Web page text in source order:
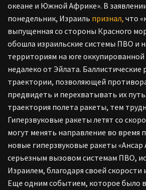
океане и Южной Африке». В
понедельник, Израиль признал, что
выпущенная со стороны Красного
обошла израильские системы ПВО и
территориям на юге
недалеко от Эйлата. Баллистические
траектории, позволяющей
предвидеть и перехватывать их
траектория полета ракеты, тем
Гиперзвуковые ракеты летят со
могут менять направление во время
новые гиперзвуковые ракеты «Ансар
серьезным вызовом системам ПВО,
Израилем, благодаря своей скорости
Еще одним событием, которое было